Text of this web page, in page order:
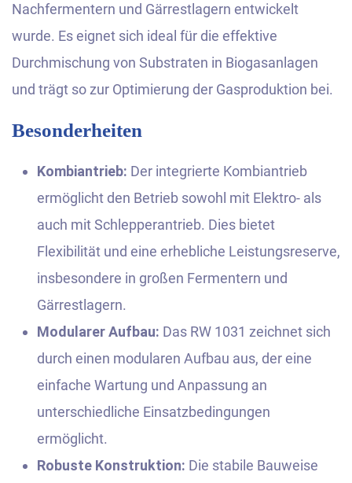
Nachfermentern und Gärrestlagern entwickelt
wurde. Es eignet sich ideal für die effektive
Durchmischung von Substraten in Biogasanlagen
und trägt so zur Optimierung der Gasproduktion bei.
Besonderheiten
Kombiantrieb: Der integrierte Kombiantrieb
ermöglicht den Betrieb sowohl mit Elektro- als
auch mit Schlepperantrieb. Dies bietet
Flexibilität und eine erhebliche Leistungsreserve,
insbesondere in großen Fermentern und
Gärrestlagern.
Modularer Aufbau: Das RW 1031 zeichnet sich
durch einen modularen Aufbau aus, der eine
einfache Wartung und Anpassung an
unterschiedliche Einsatzbedingungen
ermöglicht.
Robuste Konstruktion: Die stabile Bauweise